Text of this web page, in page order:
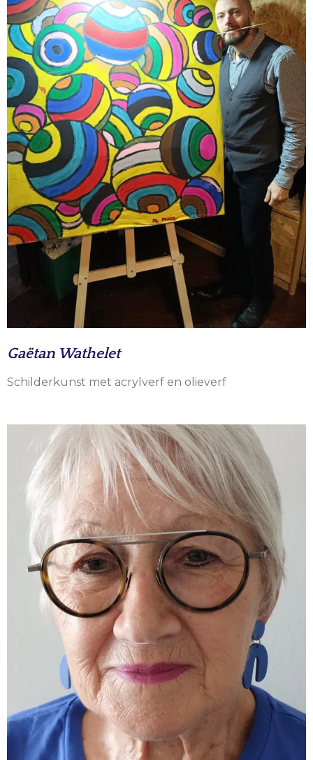
Gaëtan Wathelet
Schilderkunst met acrylverf en olieverf